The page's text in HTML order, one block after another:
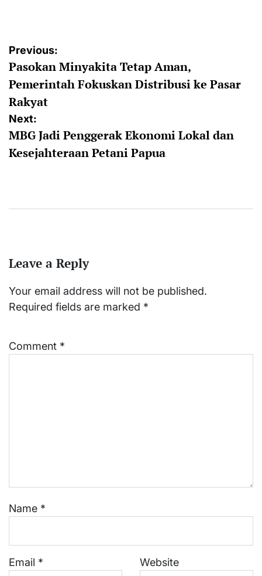
Post
navigation
Previous:
Pasokan Minyakita Tetap Aman,
Pemerintah Fokuskan Distribusi ke Pasar
Rakyat
Next:
MBG Jadi Penggerak Ekonomi Lokal dan
Kesejahteraan Petani Papua
Leave a Reply
Your email address will not be published.
Required fields are marked *
Comment *
Name *
Email * Website